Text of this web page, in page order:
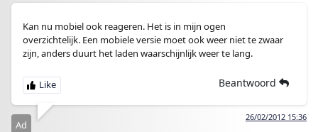
Kan nu mobiel ook reageren. Het is in mijn ogen
overzichtelijk. Een mobiele versie moet ook weer niet te zwaar
zijn, anders duurt het laden waarschijnlijk weer te lang.
Beantwoord
26/02/2012 15:36
Ad